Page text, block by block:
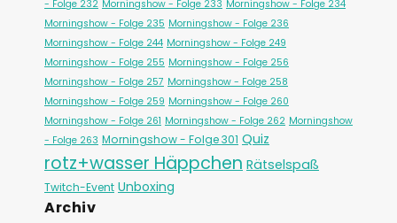
- Folge 232 Morningshow - Folge 233 Morningshow - Folge 234
Morningshow - Folge 235 Morningshow - Folge 236
Morningshow - Folge 244 Morningshow - Folge 249
Morningshow - Folge 255 Morningshow - Folge 256
Morningshow - Folge 257 Morningshow - Folge 258
Morningshow - Folge 259 Morningshow - Folge 260
Morningshow - Folge 261 Morningshow - Folge 262 Morningshow
- Folge 263 Morningshow - Folge 301 Quiz
rotz+wasser Häppchen Rätselspaß
Twitch-Event Unboxing
Archiv